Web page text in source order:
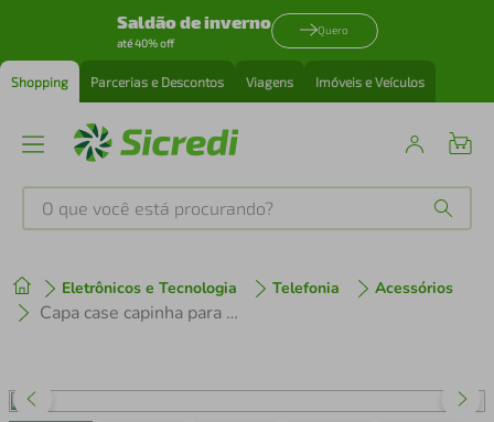
Saldão de inverno
até 40% off
Quero
Shopping Parcerias e Descontos Viagens Imóveis e Veículos
O que você está procurando?
Eletrônicos e Tecnologia Telefonia Acessórios
Capa case capinha para Samsung Galaxy A15 - Dual Shock X - Gshield
1º tenis